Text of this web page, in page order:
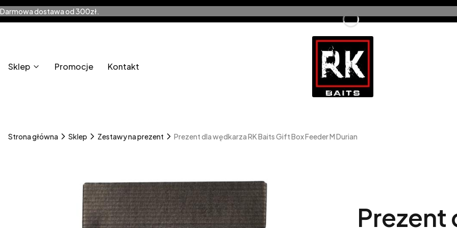
Darmowa dostawa od 300zł.
Sklep Promocje Kontakt
Strona główna Sklep Zestawy na prezent Prezent dla wędkarza RK Baits Gift Box Feeder M Durian
Prezent